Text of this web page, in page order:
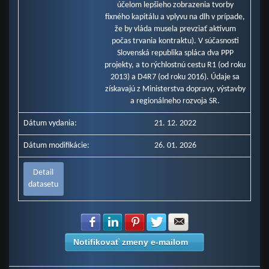
účelom lepšieho zobrazenia tvorby
fixného kapitálu a vplyvu na dlh v prípade,
že by vláda musela prevziať aktívum
počas trvania kontraktu). V súčasnosti
Slovenská republika spláca dva PPP
projekty, a to rýchlostnú cestu R1 (od roku
2013) a D4R7 (od roku 2016). Údaje sa
získavajú z Ministerstva dopravy, výstavby
a regionálneho rozvoja SR.
Dátum vydania: 21. 12. 2022
Dátum modifikácie: 26. 01. 2026
Detail
datasetu
Zdielať na Facebook
Zdielať na LinkedIn
Zdielať na Pinterest
Zdielať na Twitter
Notifikovať zmeny e-mailom